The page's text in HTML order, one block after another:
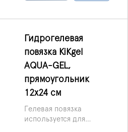
Гидрогелевая
повязка KiKgеl
AQUA-GEL,
прямоугольник
12х24 см
Гелевая повязка
используется для